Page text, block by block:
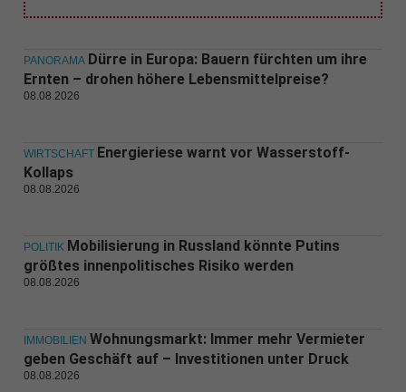
PANORAMA Dürre in Europa: Bauern fürchten um ihre
Ernten – drohen höhere Lebensmittelpreise?
08.08.2026
WIRTSCHAFT Energieriese warnt vor Wasserstoff-
Kollaps
08.08.2026
POLITIK Mobilisierung in Russland könnte Putins
größtes innenpolitisches Risiko werden
08.08.2026
IMMOBILIEN Wohnungsmarkt: Immer mehr Vermieter
geben Geschäft auf – Investitionen unter Druck
08.08.2026